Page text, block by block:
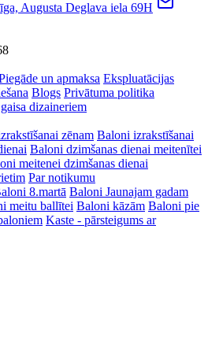
Augusta Deglava iela 69H
un apmaksa Ekspluatācijas
Blogs Privātuma politika
dizaineriem
zēnam Baloni izrakstīšanai
Baloni dzimšanas dienai meitenītei
meitenei dzimšanas dienai
Par notikumu
8.martā Baloni Jaunajam gadam
meitu ballītei Baloni kāzām Baloni pie
Kaste - pārsteigums ar